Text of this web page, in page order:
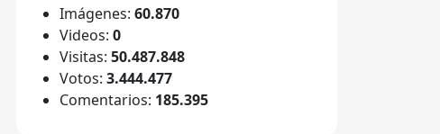
Imágenes: 60.870
Videos: 0
Visitas: 50.487.848
Votos: 3.444.477
Comentarios: 185.395